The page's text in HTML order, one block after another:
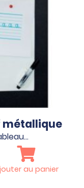
métallique
au panier